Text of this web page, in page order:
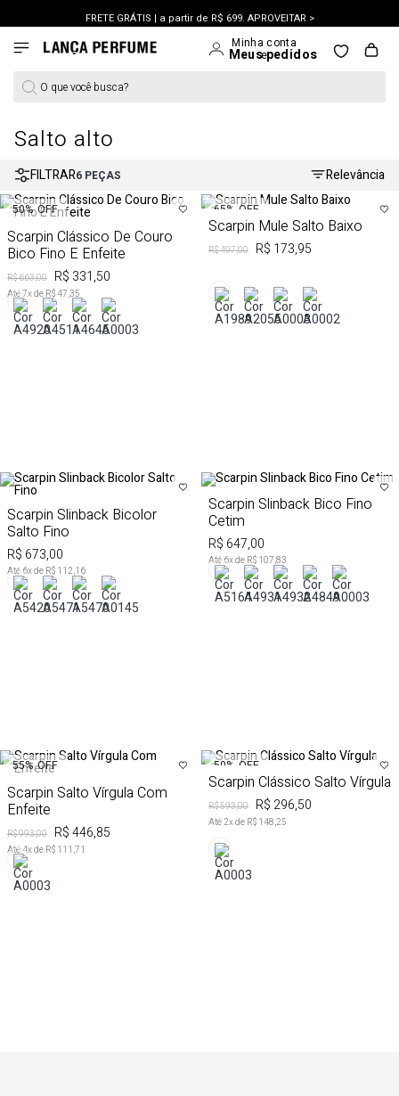
FRETE GRÁTIS | a partir de R$ 699. APROVEITAR >
PERSONAL SHOPPER | garanta benefícios exclusivos. CONSULTAR >
LANÇAMENTO PRIMAVERA 27. Clique e aproveite.
O que você busca?
Salto alto
FILTRAR6 PEÇAS Relevância
50% OFF
Scarpin Clássico De Couro
Bico Fino E Enfeite
R$ 663,00 R$ 331,50
Até7x de R$ 47,35
65% OFF
Scarpin Mule Salto Baixo
R$ 497,00 R$ 173,95
Scarpin Slinback Bicolor
Salto Fino
R$ 673,00
Até 6x de R$ 112,16
Scarpin Slinback Bico Fino
Cetim
R$ 647,00
Até 6x de R$ 107,83
55% OFF
Scarpin Salto Vírgula Com
Enfeite
R$ 993,00 R$ 446,85
Até4x de R$ 111,71
50% OFF
Scarpin Clássico Salto Vírgula
R$ 593,00 R$ 296,50
Até 2x de R$ 148,25